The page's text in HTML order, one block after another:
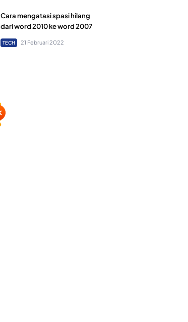
Cara mengatasi spasi hilang
dari word 2010 ke word 2007
TECH 21 Februari 2022